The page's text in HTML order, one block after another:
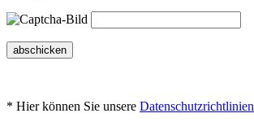
abschicken
* Hier können Sie unsere Datenschutzrichtlinien